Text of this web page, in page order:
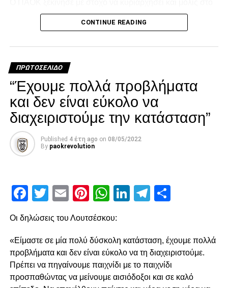
2′ έχασε την πρώτη του ευκαιρία. Ο Σορετίρε βρέθηκε σε
θέση βολής πλάγια μέσα στην περιοχή, πλάσαρε, αλλά
«κεραυνό» του Λαχούντ έξω από την περιοχή, που
πέρασε δίπλα από το κάθετο δοκάρι!
Διπλό λάθος Μιχαηλίδη, χαμένο πέναλτι από τον
Μαϊντέβατς
ADVERTISEMENT
Ακολούθησε στο 15′ χλιαρό σουτ του Ότο που μπλόκαρε
μετά από λάθος και μαρκάρισμα του Μιχαηλίδη στον
αλλά έστειλε την μπάλα άουτ, χάνοντας μία χρυσή
ευκαιρία για να βάλει τον Παναιτωλικό μπροστά στο σκορ.
Μοναδική ευκαιρία από τον Λαχούντ
CONTINUE READING
ΠΡΩΤΟΣΈΛΙΔΟ
“Έχουμε πολλά προβλήματα
και δεν είναι εύκολο να
διαχειριστούμε την κατάσταση”
Published 4 έτη ago on 08/05/2022
By paokrevolution
Facebook
Twitter
EmailPinterest
WhatsApp
LinkedIn
Telegram
Οι δηλώσεις του Λουτσέσκου:
«Είμαστε σε μία πολύ δύσκολη κατάσταση, έχουμε πολλά
προβλήματα και δεν είναι εύκολο να τη διαχειριστούμε.
Πρέπει να πηγαίνουμε παιχνίδι με το παιχνίδι
προσπαθώντας να μείνουμε αισιόδοξοι και σε καλό